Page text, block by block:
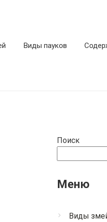
Виды пауков
Поиск
Меню
Виды